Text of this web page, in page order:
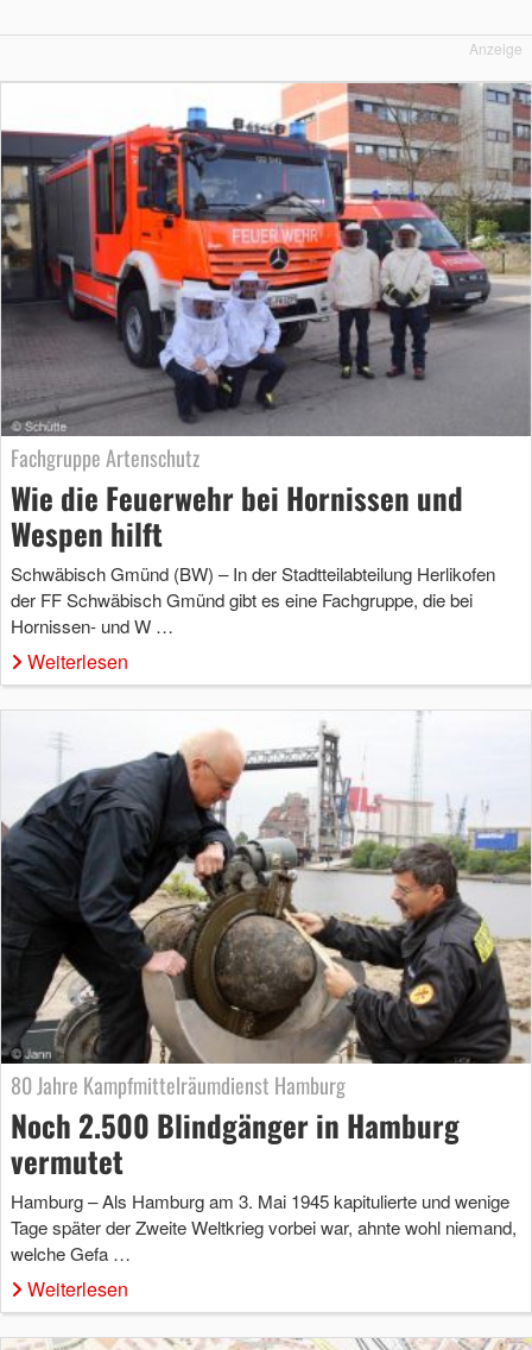
Anzeige
Fachgruppe Artenschutz
Wie die Feuerwehr bei Hornissen und
Wespen hilft
Schwäbisch Gmünd (BW) – In der Stadtteilabteilung Herlikofen
der FF Schwäbisch Gmünd gibt es eine Fachgruppe, die bei
Hornissen- und W …
Weiterlesen
80 Jahre Kampfmittelräumdienst Hamburg
Noch 2.500 Blindgänger in Hamburg
vermutet
Hamburg – Als Hamburg am 3. Mai 1945 kapitulierte und wenige
Tage später der Zweite Weltkrieg vorbei war, ahnte wohl niemand,
welche Gefa …
Weiterlesen